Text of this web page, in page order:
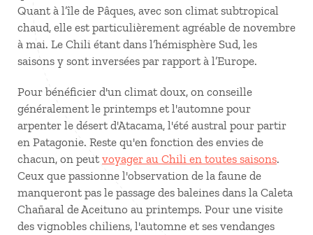
Quant à l’île de Pâques, avec son climat subtropical
chaud, elle est particulièrement agréable de novembre
à mai. Le Chili étant dans l’hémisphère Sud, les
saisons y sont inversées par rapport à l’Europe.
Pour bénéficier d'un climat doux, on conseille
généralement le printemps et l'automne pour
arpenter le désert d'Atacama, l'été austral pour partir
en Patagonie. Reste qu'en fonction des envies de
chacun, on peut voyager au Chili en toutes saisons.
Ceux que passionne l'observation de la faune de
manqueront pas le passage des baleines dans la Caleta
Chañaral de Aceituno au printemps. Pour une visite
des vignobles chiliens, l'automne et ses vendanges